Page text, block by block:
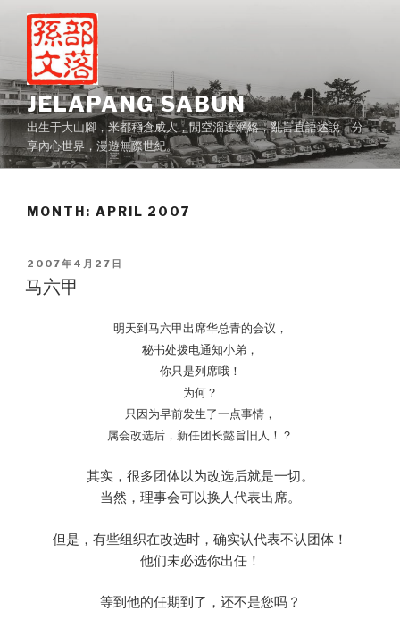
content
JELAPANG SABUN
出生于大山腳，米都稻倉成人，閒空溜達網絡，亂言直語述說，分
享內心世界，漫遊無際世紀。
MONTH: APRIL 2007
POSTED
ON
2007年4月27日
马六甲
明天到马六甲出席华总青的会议，
秘书处拨电通知小弟，
你只是列席哦！
为何？
只因为早前发生了一点事情，
属会改选后，新任团长懿旨旧人！？
其实，很多团体以为改选后就是一切。
当然，理事会可以换人代表出席。
但是，有些组织在改选时，确实认代表不认团体！
他们未必选你出任！
等到他的任期到了，还不是您吗？